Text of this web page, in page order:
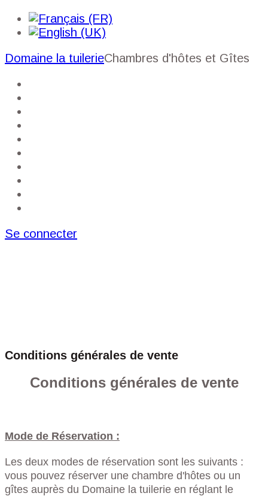
Domaine la tuilerieChambres d'hôtes et Gîtes
Se connecter
Conditions générales de vente
Conditions générales de vente
Mode de Réservation :
Les deux modes de réservation sont les suivants :
vous pouvez réserver une chambre d'hôtes ou un
gîtes auprès du Domaine la tuilerie en réglant le